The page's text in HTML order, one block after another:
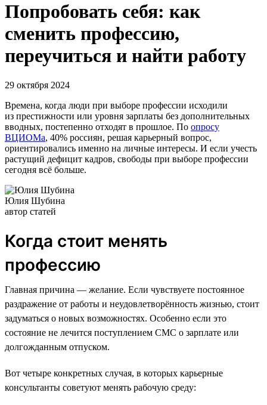
Попробовать себя: как
сменить профессию,
переучиться и найти работу
29 октября 2024
Времена, когда люди при выборе профессии исходили
из престижности или уровня зарплаты без дополнительных
вводных, постепенно отходят в прошлое. По опросу
ВЦИОМа, 40% россиян, решая карьерный вопрос,
ориентировались именно на личные интересы. И если учесть
растущий дефицит кадров, свободы при выборе профессии
сегодня всё больше.
Юлия Шубина
автор статей
Когда стоит менять
профессию
Главная причина — желание. Если чувствуете постоянное
раздражение от работы и неудовлетворённость жизнью, стоит
задуматься о новых возможностях. Особенно если это
состояние не лечится поступлением СМС о зарплате или
долгожданным отпуском.
Вот четыре конкретных случая, в которых карьерные
консультанты советуют менять рабочую среду: